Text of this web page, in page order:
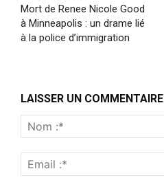
Mort de Renee Nicole Good
à Minneapolis : un drame lié
à la police d’immigration
LAISSER UN COMMENTAIRE